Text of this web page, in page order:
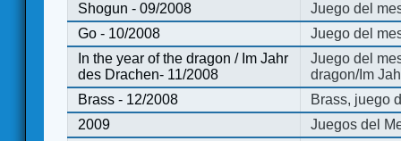
Shogun - 09/2008
Juego del
Go - 10/2008
Juego del
In the year of the dragon / Im Jahr
des Drachen- 11/2008
Juego del
dragon/Im
Brass - 12/2008
Brass, juego
2009
Juegos del